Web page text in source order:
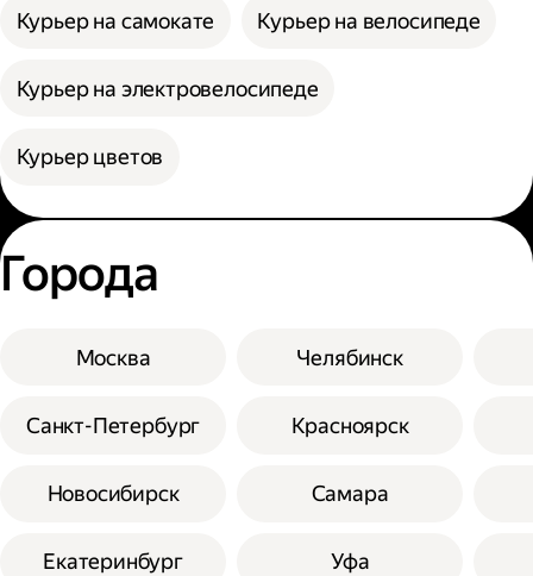
Курьер на самокате Курьер на велосипеде
Курьер на электровелосипеде
Курьер цветов
Города
Москва
Санкт-Петербург
Новосибирск
Екатеринбург
Челябинск
Красноярск
Самара
Уфа